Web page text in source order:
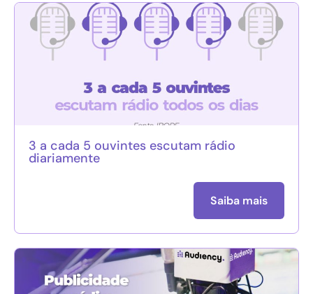
3 a cada 5 ouvintes escutam rádio
diariamente
Saiba mais